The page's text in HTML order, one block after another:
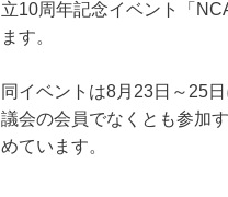
立10周年記念イベント「
ます。
同イベントは8月23日～25
議会の会員でなくとも参加
めています。